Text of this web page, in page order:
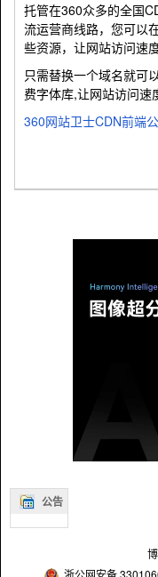
公告
托管在360众多的全国
流运营商线路，您可以
些资源，让网站访问速
只需替换一个域名就可
费字体库,让网站访问速
360网站卫士CDN前端
浙公网安备